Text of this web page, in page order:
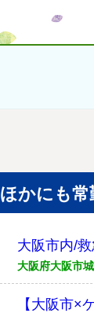
ほかにも
大阪市内/
大阪府大阪市
【大阪市×